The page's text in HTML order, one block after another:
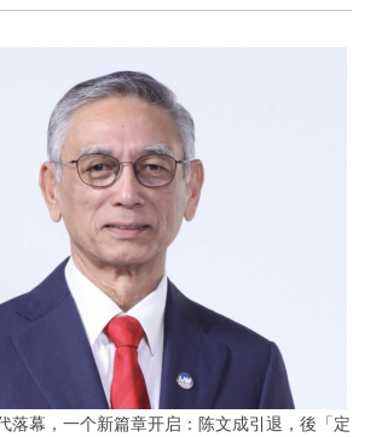
落幕，一个新篇章开启：陈文成引退，後「定